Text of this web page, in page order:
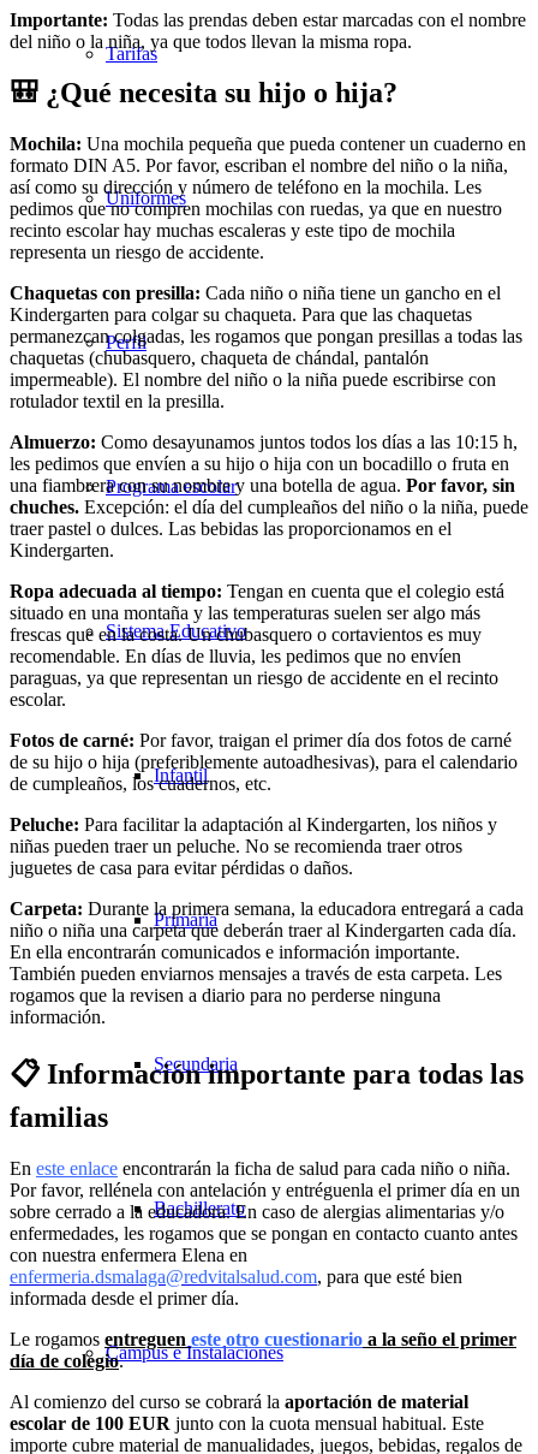
Tarifas
Uniformes
Perfil
Programa escolar
Sistema Educativo
Infantil
Primaria
Secundaria
Bachillerato
Campus e Instalaciones
Importante: Todas las prendas deben estarmarcadas con el nombre
del niño o laniña, ya que todos llevan la misma ropa.
🎒 ¿Qué necesita su hijo o hija?
Mochila: Una mochila pequeña que pueda contener un cuaderno en
formato DIN A5. Por favor, escriban el nombre del niño o la niña,
así como su dirección y número de teléfono en la mochila. Les
pedimos que no compren mochilas con ruedas, ya que en nuestro
recinto escolar hay muchas escaleras y este tipo de mochila
representa un riesgo de accidente.
Chaquetas con presilla: Cada niño o niña tiene un gancho en el
Kindergarten para colgar su chaqueta. Para que las chaquetas
permanezcan colgadas, les rogamos que pongan presillas a todas las
chaquetas (chubasquero, chaqueta de chándal, pantalón
impermeable). El nombre del niño o la niña puede escribirse con
rotulador textil en la presilla.
Almuerzo: Como desayunamos juntos todos los días a las 10:15 h,
les pedimos que envíen a su hijo o hija con un bocadillo o fruta en
una fiambrera con su nombre y una botella de agua. Por favor, sin
chuches. Excepción: el día del cumpleaños del niño o la niña, puede
traer pastel o dulces. Las bebidas las proporcionamos en el
Kindergarten.
Ropa adecuada al tiempo: Tengan en cuenta que el colegio está
situado en una montaña y las temperaturas suelen ser algo más
frescas que en la costa. Un chubasquero o cortavientos es muy
recomendable. En días de lluvia, les pedimos que no envíen
paraguas, ya que representan un riesgo de accidente en el recinto
escolar.
Fotos de carné: Por favor, traigan el primer día dos fotos de carné
de su hijo o hija (preferiblemente autoadhesivas), para el calendario
de cumpleaños, los cuadernos, etc.
Peluche: Para facilitar la adaptación al Kindergarten, los niños y
niñas pueden traer un peluche. No se recomienda traer otros
juguetes de casa para evitar pérdidas o daños.
Carpeta: Durante la primera semana, la educadora entregará a cada
niño o niña una carpeta que deberán traer al Kindergarten cada día.
En ella encontrarán comunicados e información importante.
También pueden enviarnos mensajes a través de esta carpeta. Les
rogamos que la revisen a diario para no perderse ninguna
información.
📋 Información importante para todas las
familias
En este enlace encontrarán la ficha de salud para cada niño o niña.
Por favor, rellénela con antelación y entréguenla el primer día en un
sobre cerrado a la educadora. En caso de alergias alimentarias y/o
enfermedades, les rogamos que se pongan en contacto cuanto antes
con nuestra enfermera Elena en
enfermeria.dsmalaga@redvitalsalud.com, para que esté bien
informada desde el primer día.
Le rogamos entreguen este otro cuestionario a la seño el primer
día de colegio.
Al comienzo del curso se cobrará la aportación de material
escolar de 100 EUR junto con la cuota mensual habitual. Este
importe cubre material de manualidades, juegos, bebidas, regalos de